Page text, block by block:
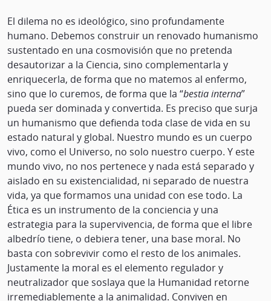
El dilema no es ideológico, sino profundamente
humano. Debemos construir un renovado humanismo
sustentado en una cosmovisión que no pretenda
desautorizar a la Ciencia, sino complementarla y
enriquecerla, de forma que no matemos al enfermo,
sino que lo curemos, de forma que la “bestia interna”
pueda ser dominada y convertida. Es preciso que surja
un humanismo que defienda toda clase de vida en su
estado natural y global. Nuestro mundo es un cuerpo
vivo, como el Universo, no solo nuestro cuerpo. Y este
mundo vivo, no nos pertenece y nada está separado y
aislado en su existencialidad, ni separado de nuestra
vida, ya que formamos una unidad con ese todo. La
Ética es un instrumento de la conciencia y una
estrategia para la supervivencia, de forma que el libre
albedrío tiene, o debiera tener, una base moral. No
basta con sobrevivir como el resto de los animales.
Justamente la moral es el elemento regulador y
neutralizador que soslaya que la Humanidad retorne
irremediablemente a la animalidad. Conviven en